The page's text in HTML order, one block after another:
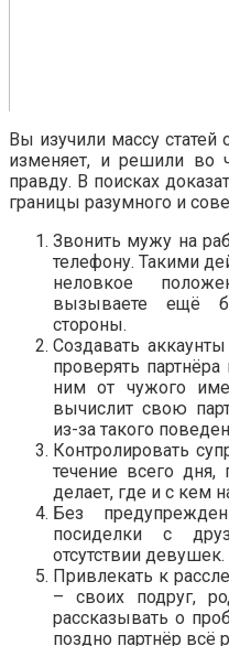
Вы изучили массу статей
изменяет, и решили во
правду. В поисках
границы разумного и
Звонить мужу на
телефону. Такими
неловкое
вызываете ещё
стороны.
Создавать
проверять
ним от чужого
вычислит свою
из-за такого
Контролировать
течение всего дня,
делает, где и с кем
Без
посиделки с
отсутствии девушек.
Привлекать к
– своих подруг,
рассказывать о
поздно партнёр всё